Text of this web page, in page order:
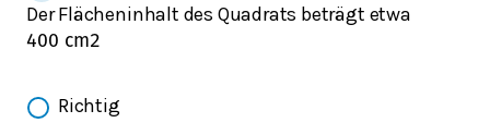
Der Flächeninhalt des Quadrats beträgt etwa
400 cm2
Richtig